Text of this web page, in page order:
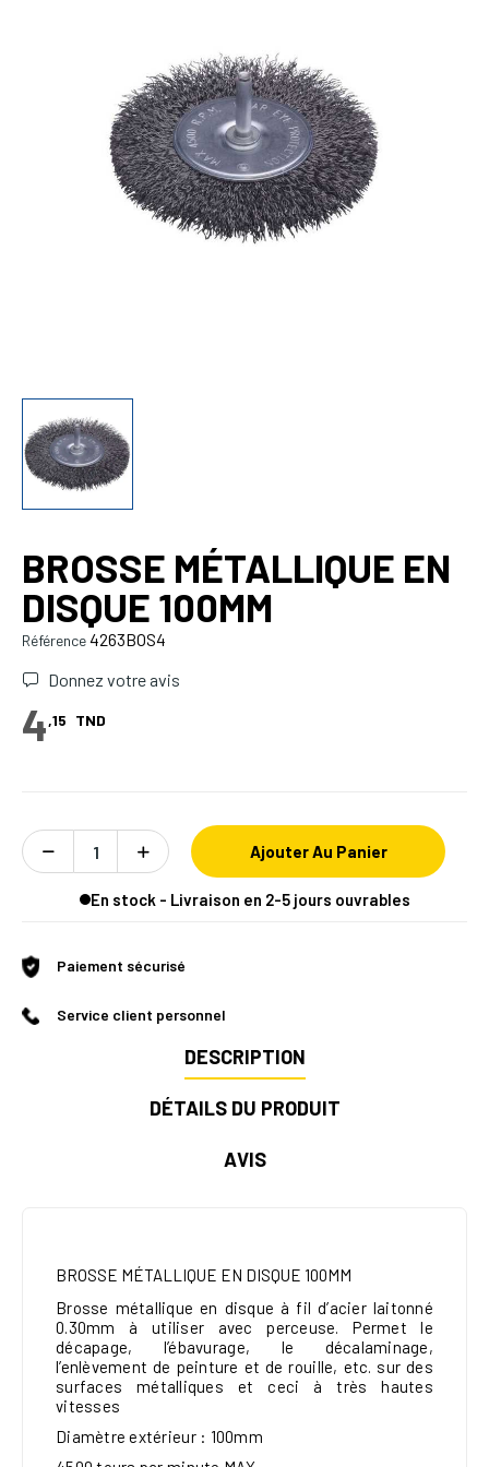
BROSSE MÉTALLIQUE EN
DISQUE 100MM
Référence4263BOS4
Donnez votre avis
4,15 TND
Ajouter Au Panier
En stock - Livraison en 2-5 jours ouvrables
Paiement sécurisé
Service client personnel
DESCRIPTION
DÉTAILS DU PRODUIT
AVIS
BROSSE MÉTALLIQUE EN DISQUE 100MM
Brosse métallique en disque à fil d’acier laitonné
0.30mm à utiliser avec perceuse. Permet le
décapage, l’ébavurage, le décalaminage,
l’enlèvement de peinture et de rouille, etc. sur des
surfaces métalliques et ceci à très hautes
vitesses
Diamètre extérieur : 100mm